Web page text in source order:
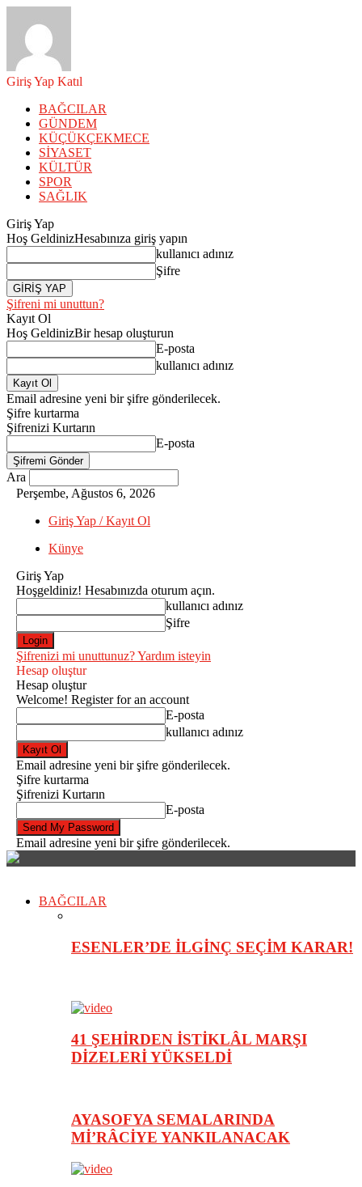
Giriş Yap Katıl
BAĞCILAR
GÜNDEM
KÜÇÜKÇEKMECE
SİYASET
KÜLTÜR
SPOR
SAĞLIK
Giriş Yap
Hoş GeldinizHesabınıza giriş yapın
kullanıcı adınız
Şifre
Şifreni mi unuttun?
Kayıt Ol
Hoş GeldinizBir hesap oluşturun
E-posta
kullanıcı adınız
Email adresine yeni bir şifre gönderilecek.
Şifre kurtarma
Şifrenizi Kurtarın
E-posta
Ara
Perşembe, Ağustos 6, 2026
Giriş Yap / Kayıt Ol
Künye
Giriş Yap
Hoşgeldiniz! Hesabınızda oturum açın.
kullanıcı adınız
Şifre
Şifrenizi mi unuttunuz? Yardım isteyin
Hesap oluştur
Hesap oluştur
Welcome! Register for an account
E-posta
kullanıcı adınız
Email adresine yeni bir şifre gönderilecek.
Şifre kurtarma
Şifrenizi Kurtarın
E-posta
Email adresine yeni bir şifre gönderilecek.
BAĞCILAR
ESENLER’DE İLGİNÇ SEÇİM KARAR!
41 ŞEHİRDEN İSTİKLÂL MARŞI
DİZELERİ YÜKSELDİ
AYASOFYA SEMALARINDA
Mİ’RÂCİYE YANKILANACAK